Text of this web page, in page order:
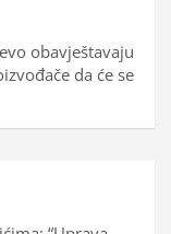
obavještavaju
da će se